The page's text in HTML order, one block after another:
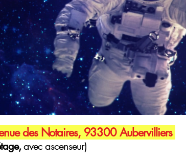
des Notaires, 93300 Aubervilliers
avec ascenseur)